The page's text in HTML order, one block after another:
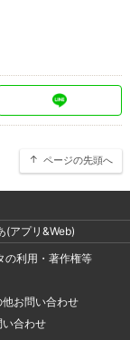
ページの先頭へ
(アプリ&Web)
の利用・著作権等
お問い合わせ
合わせ